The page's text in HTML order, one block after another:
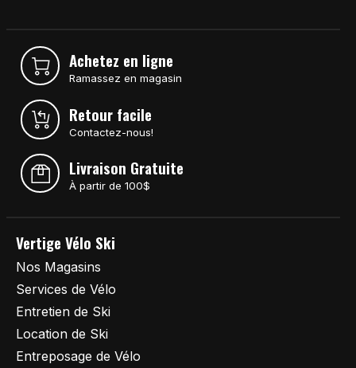
Achetez en ligne
Ramassez en magasin
Retour facile
Contactez-nous!
Livraison Gratuite
À partir de 100$
Vertige Vélo Ski
Nos Magasins
Services de Vélo
Entretien de Ski
Location de Ski
Entreposage de Vélo